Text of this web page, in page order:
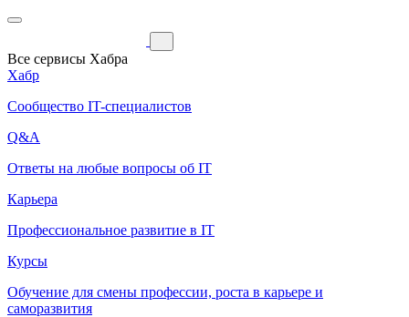
Все сервисы Хабра
Хабр
Сообщество IT-специалистов
Q&A
Ответы на любые вопросы об IT
Карьера
Профессиональное развитие в IT
Курсы
Обучение для смены профессии, роста в карьере и
саморазвития